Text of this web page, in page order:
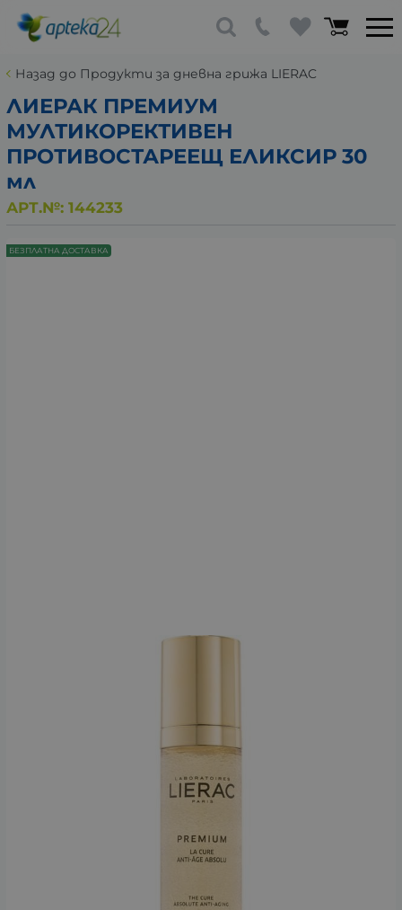
Назад до Продукти за дневна грижа LIERAC
ЛИЕРАК ПРЕМИУМ
МУЛТИКОРЕКТИВЕН
ПРОТИВОСТАРЕЕЩ ЕЛИКСИР 30
мл
АРТ.№: 144233
БЕЗПЛАТНА ДОСТАВКА